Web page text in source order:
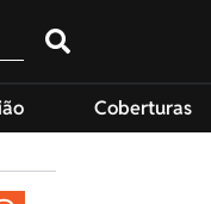
Coberturas